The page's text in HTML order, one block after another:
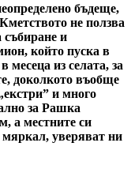
бъдеще,
не ползва
събиране и
който пуска в
месеца из селата, за
доколкото въобще
и много
за Рашка
а местните си
мяркал, уверяват ни